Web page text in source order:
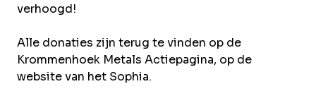
verhoogd!
Alle donaties zijn terug te vinden op de
Krommenhoek Metals Actiepagina, op de
website van het Sophia.